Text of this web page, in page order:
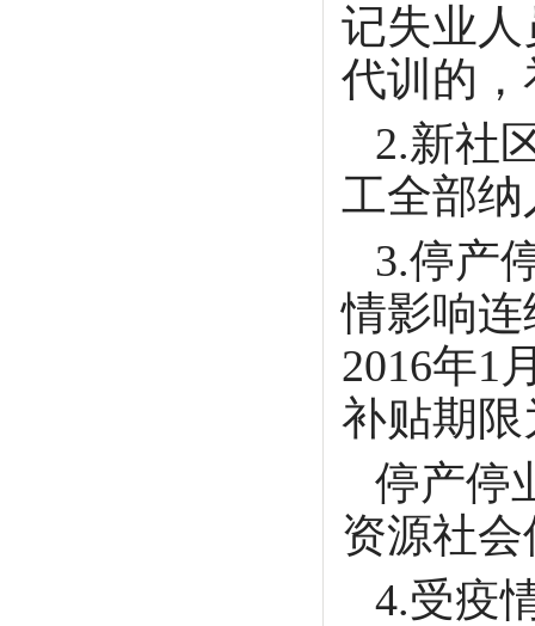
记失业
代训的
2.新社
工全部
3.停产
情影响
2016年1
补贴期
停产停
资源社
4.受疫